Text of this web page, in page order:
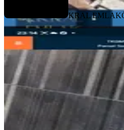
KRAL EMLAK
Hanedan Gyo
Asfalt Üzeri
Gaziantep,
10500 m² · 524/m²·
5.500.000 ₺